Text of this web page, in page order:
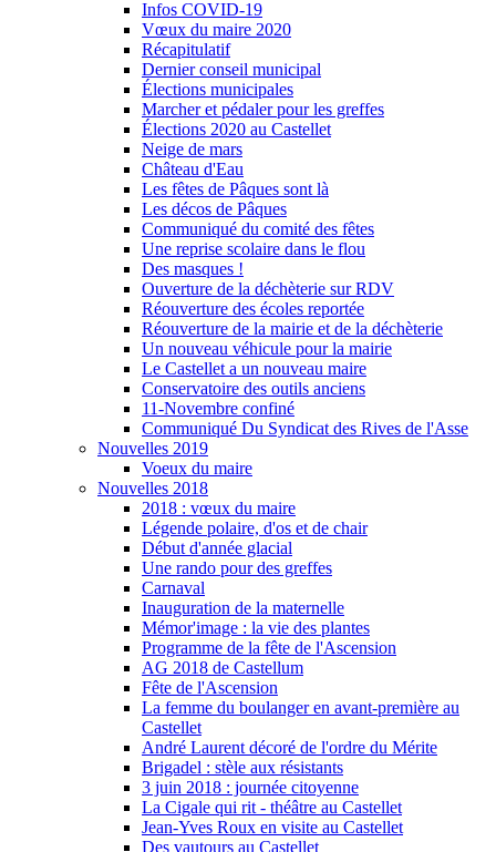
Infos COVID-19
Vœux du maire 2020
Récapitulatif
Dernier conseil municipal
Élections municipales
Marcher et pédaler pour les greffes
Élections 2020 au Castellet
Neige de mars
Château d'Eau
Les fêtes de Pâques sont là
Les décos de Pâques
Communiqué du comité des fêtes
Une reprise scolaire dans le flou
Des masques !
Ouverture de la déchèterie sur RDV
Réouverture des écoles reportée
Réouverture de la mairie et de la déchèterie
Un nouveau véhicule pour la mairie
Le Castellet a un nouveau maire
Conservatoire des outils anciens
11-Novembre confiné
Communiqué Du Syndicat des Rives de l'Asse
Nouvelles 2019
Voeux du maire
Nouvelles 2018
2018 : vœux du maire
Légende polaire, d'os et de chair
Début d'année glacial
Une rando pour des greffes
Carnaval
Inauguration de la maternelle
Mémor'image : la vie des plantes
Programme de la fête de l'Ascension
AG 2018 de Castellum
Fête de l'Ascension
La femme du boulanger en avant-première au
Castellet
André Laurent décoré de l'ordre du Mérite
Brigadel : stèle aux résistants
3 juin 2018 : journée citoyenne
La Cigale qui rit - théâtre au Castellet
Jean-Yves Roux en visite au Castellet
Des vautours au Castellet